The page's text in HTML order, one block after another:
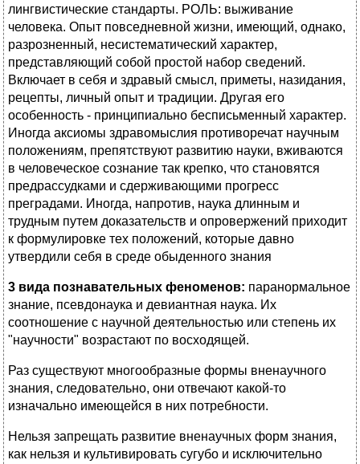
лингвистические стандарты. РОЛЬ: выживание
человека. Опыт повседневной жизни, имеющий, однако,
разрозненный, несистематический характер,
представляющий собой простой набор сведений.
Включает в себя и здравый смысл, приметы, назидания,
рецепты, личный опыт и традиции. Другая его
особенность - принципиально бесписьменный характер.
Иногда аксиомы здравомыслия противоречат научным
положениям, препятствуют развитию науки, вживаются
в человеческое сознание так крепко, что становятся
предрассудками и сдерживающими прогресс
преградами. Иногда, напротив, наука длинным и
трудным путем доказательств и опровержений приходит
к формулировке тех положений, которые давно
утвердили себя в среде обыденного знания
3 вида познавательных феноменов: паранормальное
знание, псевдонаука и девиантная наука. Их
соотношение с научной деятельностью или степень их
"научности" возрастают по восходящей.
Раз существуют многообразные формы вненаучного
знания, следовательно, они отвечают какой-то
изначально имеющейся в них потребности.
Нельзя запрещать развитие вненаучных форм знания,
как нельзя и культивировать сугубо и исключительно